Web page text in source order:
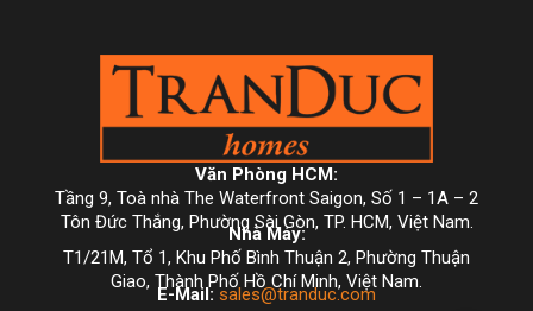
Văn Phòng HCM:
Tầng 9, Toà nhà The Waterfront Saigon, Số 1 – 1A – 2
Tôn Đức Thắng, Phường Sài Gòn, TP. HCM, Việt Nam.
Nhà Máy:
T1/21M, Tổ 1, Khu Phố Bình Thuận 2, Phường Thuận
Giao, Thành Phố Hồ Chí Minh, Việt Nam.
E-Mail: sales@tranduc.com